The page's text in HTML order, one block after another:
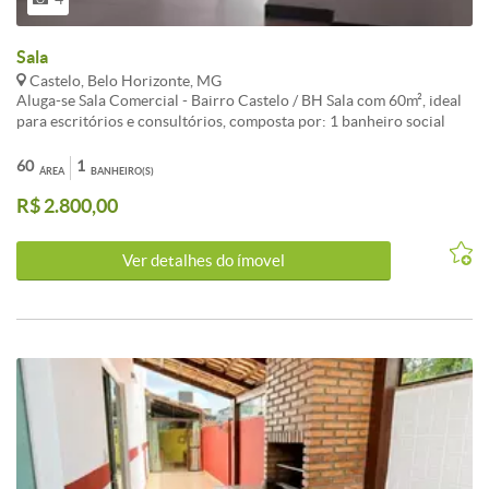
Sala
Castelo, Belo Horizonte, MG
Aluga-se Sala Comercial - Bairro Castelo / BH Sala com 60m², ideal
para escritórios e consultórios, composta por: 1 banheiro social
praticidade Localização privilegiada no coração do Castelo,
próximo a comércios, serviços e linhas de transporte. Valores
sujeitos a alterações.
ÁREA
60 BANHEIRO(S)
1
R$ 2.800,00
Ver detalhes do ímovel